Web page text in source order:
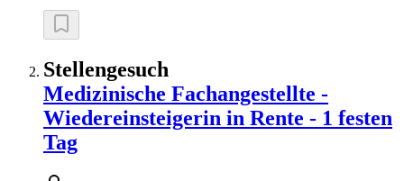
Stellengesuch
Medizinische Fachangestellte -
Wiedereinsteigerin in Rente - 1 festen
Tag